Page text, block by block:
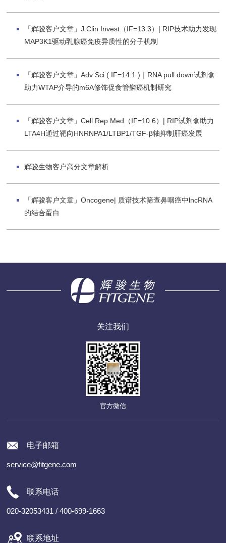
「辉骏客户文章」J Clin Invest（IF=13.3）| RIP技术助力发现
MAP3K1驱动乳腺癌免疫异质性的分子机制
「辉骏客户文章」Adv Sci ( IF=14.1 )｜RNA pull down试剂盒
助力WTAP介导的m6A修饰促食管鳞癌机制研究
「辉骏客户文章」Cell Rep Med（IF=10.6）| RIP试剂盒助力
LTA4H通过靶向HNRNPA1/LTBP1/TGF-β轴抑制肝癌发展
辉骏生物客户高分文章解析
「辉骏客户文章」Oncogene| 质谱技术筛查鼻咽癌中lncRNA
的结合蛋白
关注我们
官方微信
电子邮箱
service@fitgene.com
联系电话
020-32053431 / 400-699-1663
联系地址